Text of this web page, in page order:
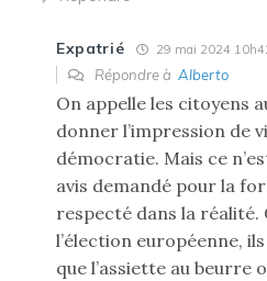
Expatrié 29 mai 2024
Répondre à Alberto
On appelle les citoyens
donner l’impression de
démocratie. Mais ce
avis demandé pour la
respecté dans la réalité.
l’élection européenne,
que l’assiette au beurre